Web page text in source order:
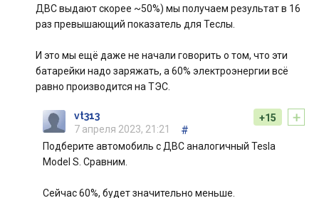
ДВС выдают скорее ~50%) мы получаем результат в 16
раз превышающий показатель для Теслы.
И это мы ещё даже не начали говорить о том, что эти
батарейки надо заряжать, а 60% электроэнергии всё
равно производится на ТЭС.
+
+15
vt313
7 апреля 2023, 21:21
#
Подберите автомобиль с ДВС аналогичный Tesla
Model S. Сравним.
Сейчас 60%, будет значительно меньше.